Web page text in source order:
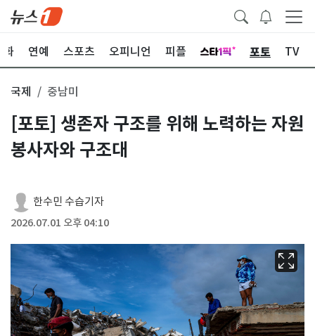
화 연예 스포츠 오피니언 피플 포토 TV
국제 중남미
[포토] 생존자 구조를 위해 노력하는 자원
봉사자와 구조대
한수민 수습기자
2026.07.01 오후 04:10